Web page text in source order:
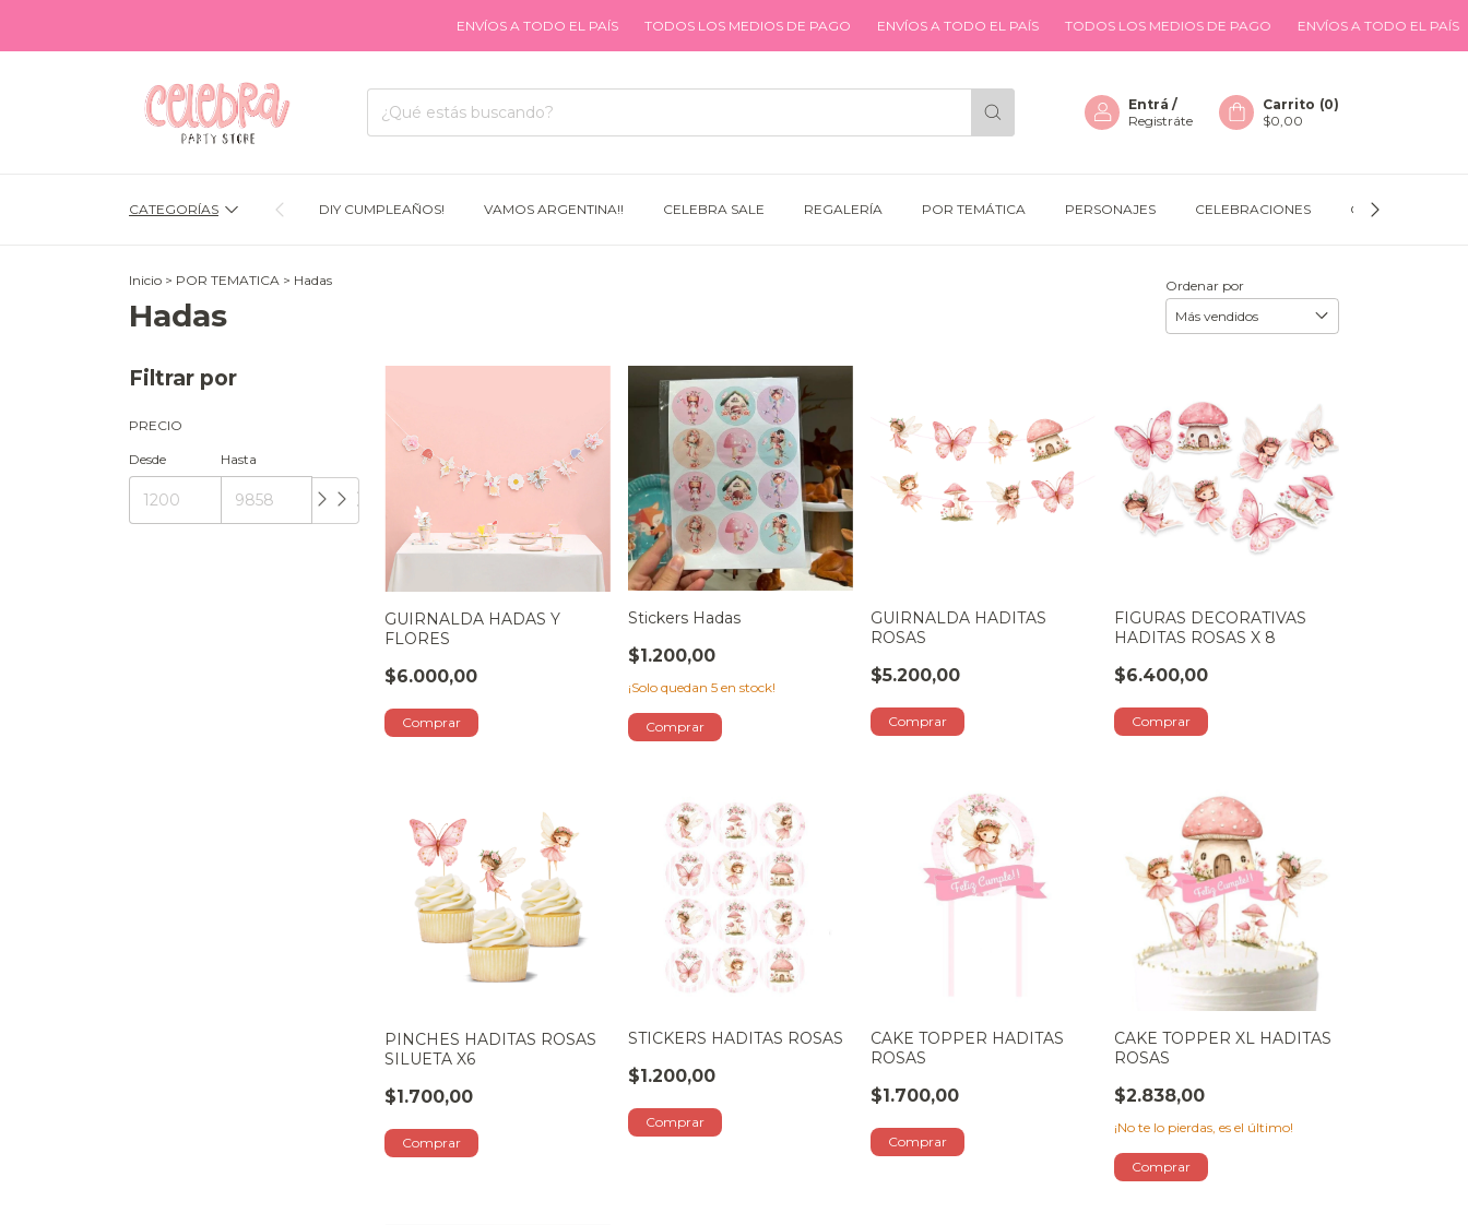
ENVÍOS A TODO EL PAÍS TODOS LOS MEDIOS DE PAGO ENVÍOS A TODO EL PAÍS TODOS LOS MEDIOS DE PAGO ENVÍOS A TODO EL PAÍS TODOS
Entrá /
Registráte
Carrito (0)
$0,00
CATEGORÍAS DIY CUMPLEAÑOS! VAMOS ARGENTINA!! CELEBRA SALE REGALERÍA POR TEMÁTICA PERSONAJES CELEBRACIONES GLOBOS
Inicio > POR TEMATICA > Hadas
Hadas
Ordenar por
Filtrar por
PRECIO
Desde Hasta
GUIRNALDA HADAS Y
FLORES
$6.000,00
Stickers Hadas
$1.200,00
¡Solo quedan 5en stock!
GUIRNALDA HADITAS
ROSAS
$5.200,00
FIGURAS DECORATIVAS
HADITAS ROSAS X 8
$6.400,00
PINCHES HADITAS ROSAS
SILUETA X6
$1.700,00
STICKERS HADITAS ROSAS
$1.200,00
CAKE TOPPER HADITAS
ROSAS
$1.700,00
CAKE TOPPER XL HADITAS
ROSAS
$2.838,00
¡No te lo pierdas, es el último!